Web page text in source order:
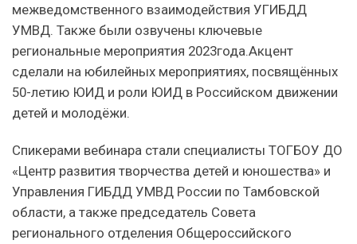
межведомственного взаимодействия УГИБДД
УМВД. Также были озвучены ключевые
региональные мероприятия 2023года.Акцент
сделали на юбилейных мероприятиях, посвящённых
50-летию ЮИД и роли ЮИД в Российском движении
детей и молодёжи.
Спикерами вебинара стали специалисты ТОГБОУ ДО
«Центр развития творчества детей и юношества» и
Управления ГИБДД УМВД России по Тамбовской
области, а также председатель Совета
регионального отделения Общероссийского